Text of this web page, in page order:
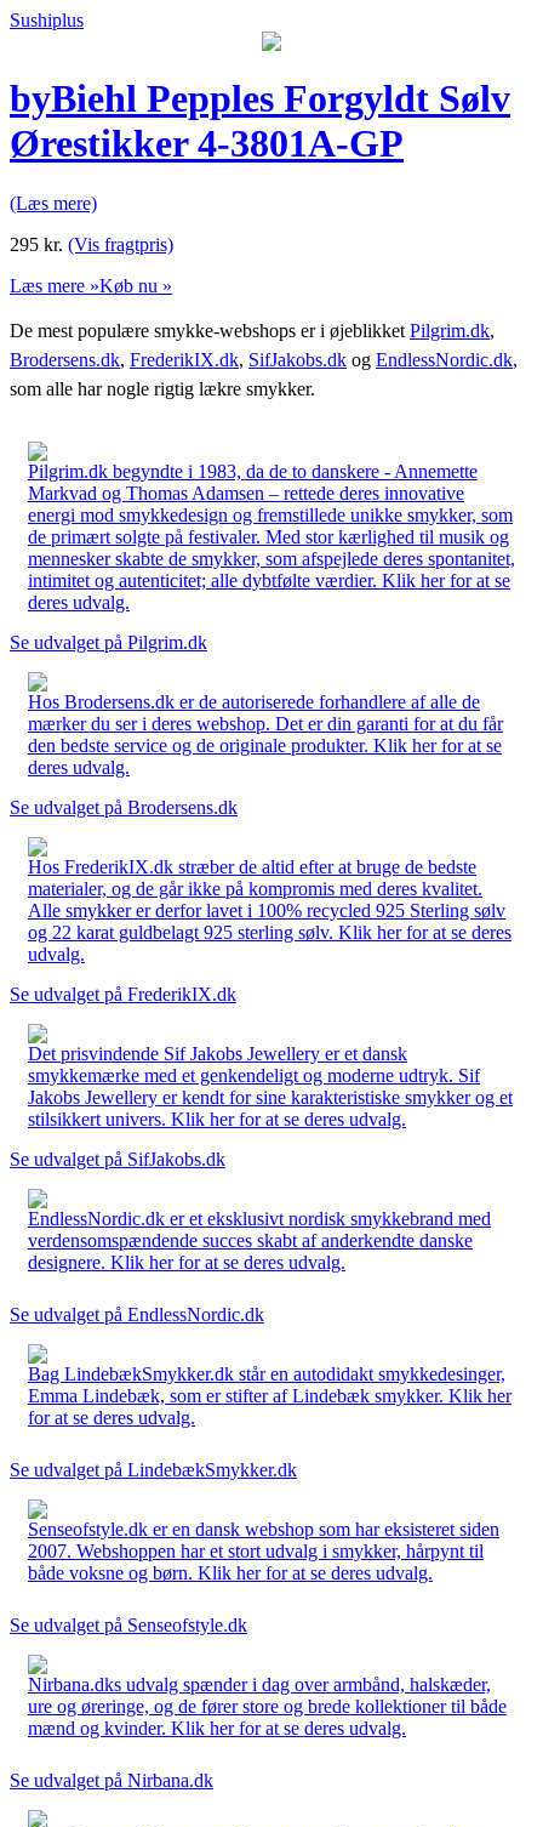
Sushiplus
byBiehl Pepples Forgyldt Sølv
Ørestikker 4-3801A-GP
(Læs mere)
295 kr. (Vis fragtpris)
Læs mere »Køb nu »
De mest populære smykke-webshops er i øjeblikket Pilgrim.dk,
Brodersens.dk, FrederikIX.dk, SifJakobs.dk og EndlessNordic.dk,
som alle har nogle rigtig lækre smykker.
Pilgrim.dk begyndte i 1983, da de to danskere - Annemette
Markvad og Thomas Adamsen – rettede deres innovative
energi mod smykkedesign og fremstillede unikke smykker, som
de primært solgte på festivaler. Med stor kærlighed til musik og
mennesker skabte de smykker, som afspejlede deres spontanitet,
intimitet og autenticitet; alle dybtfølte værdier. Klik her for at se
deres udvalg.
Se udvalget på Pilgrim.dk
Hos Brodersens.dk er de autoriserede forhandlere af alle de
mærker du ser i deres webshop. Det er din garanti for at du får
den bedste service og de originale produkter. Klik her for at se
deres udvalg.
Se udvalget på Brodersens.dk
Hos FrederikIX.dk stræber de altid efter at bruge de bedste
materialer, og de går ikke på kompromis med deres kvalitet.
Alle smykker er derfor lavet i 100% recycled 925 Sterling sølv
og 22 karat guldbelagt 925 sterling sølv. Klik her for at se deres
udvalg.
Se udvalget på FrederikIX.dk
Det prisvindende Sif Jakobs Jewellery er et dansk
smykkemærke med et genkendeligt og moderne udtryk. Sif
Jakobs Jewellery er kendt for sine karakteristiske smykker og et
stilsikkert univers. Klik her for at se deres udvalg.
Se udvalget på SifJakobs.dk
EndlessNordic.dk er et eksklusivt nordisk smykkebrand med
verdensomspændende succes skabt af anderkendte danske
designere. Klik her for at se deres udvalg.
Se udvalget på EndlessNordic.dk
Bag LindebækSmykker.dk står en autodidakt smykkedesinger,
Emma Lindebæk, som er stifter af Lindebæk smykker. Klik her
for at se deres udvalg.
Se udvalget på LindebækSmykker.dk
Senseofstyle.dk er en dansk webshop som har eksisteret siden
2007. Webshoppen har et stort udvalg i smykker, hårpynt til
både voksne og børn. Klik her for at se deres udvalg.
Se udvalget på Senseofstyle.dk
Nirbana.dks udvalg spænder i dag over armbånd, halskæder,
ure og øreringe, og de fører store og brede kollektioner til både
mænd og kvinder. Klik her for at se deres udvalg.
Se udvalget på Nirbana.dk